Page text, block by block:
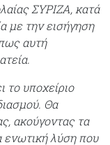
ΣΥΡΙΖΑ, κατά
με την εισήγηση
αυτή
το υποχείριο
Θα
ακούγοντας τα
ενωτική λύση που